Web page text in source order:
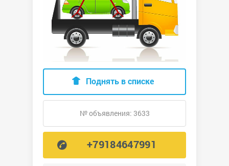
Поднять в списке
№ объявления: 3633
+79184647991